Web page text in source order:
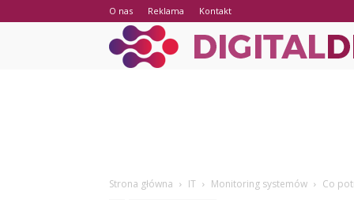
O nas Reklama Kontakt
Strona główna IT Monitoring systemów Co